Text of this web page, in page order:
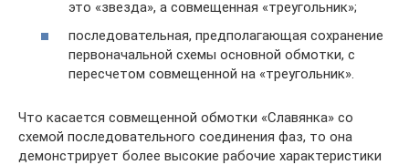
это «звезда», а совмещенная «треугольник»;
последовательная, предполагающая сохранение
первоначальной схемы основной обмотки, с
пересчетом совмещенной на «треугольник».
Что касается совмещенной обмотки «Славянка» со
схемой последовательного соединения фаз, то она
демонстрирует более высокие рабочие характеристики